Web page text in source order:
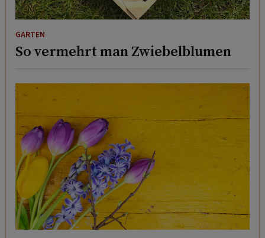
GARTEN
So vermehrt man Zwiebelblumen